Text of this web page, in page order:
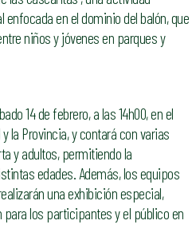
en el dominio del balón, que
niños y jóvenes en parques y
14 de febrero, a las 14h00, en el
la Provincia, y contará con varias
y adultos, permitiendo la
edades. Además, los equipos
una exhibición especial,
los participantes y el público en